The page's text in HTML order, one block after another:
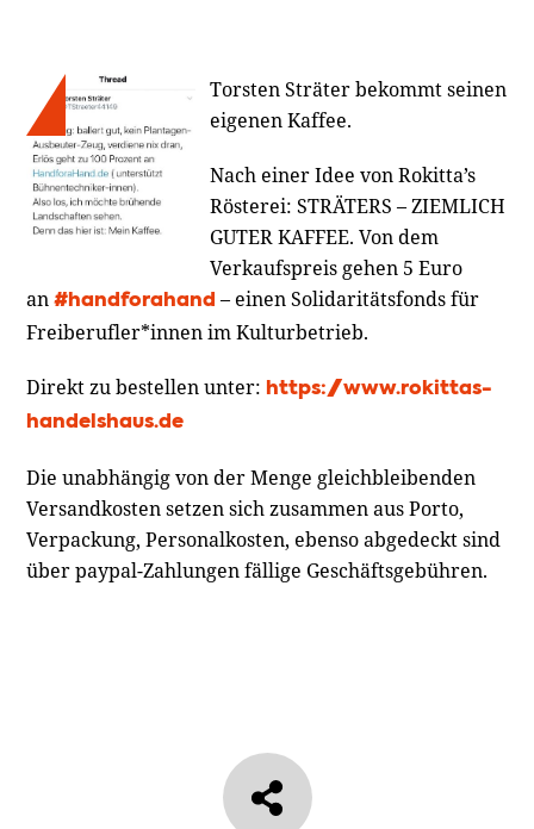
Torsten Sträter bekommt seinen
eigenen Kaffee.
Nach einer Idee von Rokitta’s
Rösterei: STRÄTERS – ZIEMLICH
GUTER KAFFEE. Von dem
Verkaufspreis gehen 5 Euro
an#handforahand – einen Solidaritätsfonds für
Freiberufler*innen im Kulturbetrieb.
Direkt zu bestellen unter:https://www.rokittas-
handelshaus.de
Die unabhängig von der Menge gleichbleibenden
Versandkosten setzen sich zusammen aus Porto,
Verpackung, Personalkosten, ebenso abgedeckt sind
über paypal-Zahlungen fällige Geschäftsgebühren.